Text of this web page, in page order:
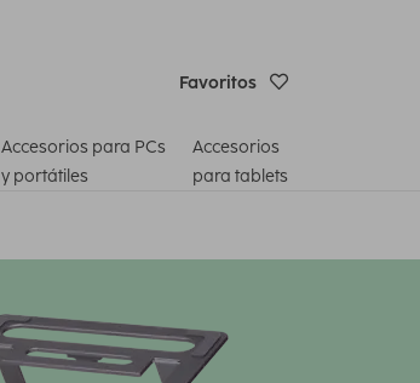
Favoritos
Accesorios para PCs
y portátiles
Accesorios
para tablets